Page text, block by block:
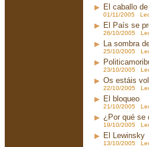
El caballo
01/11/2005
El País se
26/10/2005
La sombra
25/10/2005
23/10/2005
Os estáis
22/10/2005
El bloqueo
21/10/2005
¿Por qué se
19/10/2005
El Lewinsky
13/10/2005